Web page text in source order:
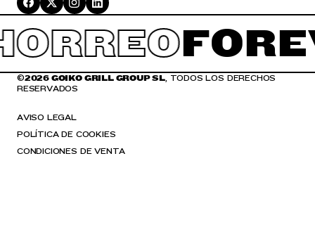
©2026 GOIKO GRILL GROUP SL, TODOS LOS DERECHOS
RESERVADOS
AVISO LEGAL
POLÍTICA DE COOKIES
CONDICIONES DE VENTA